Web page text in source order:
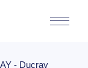
Ducray